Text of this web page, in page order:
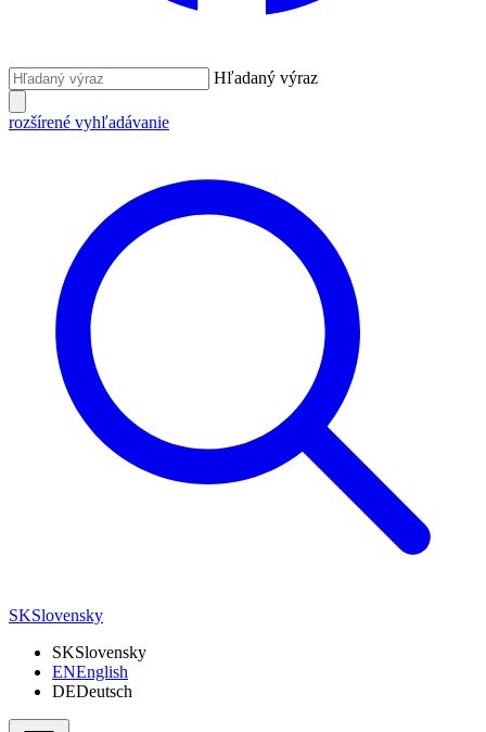
Hľadaný výraz
rozšírené vyhľadávanie
SKSlovensky
SKSlovensky
ENEnglish
DEDeutsch